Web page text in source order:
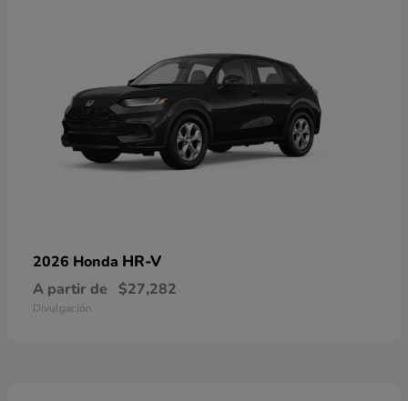
2026 Honda HR-V
A partir de $27,282
Divulgación